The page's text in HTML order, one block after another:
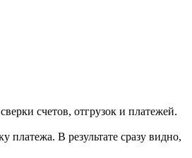
счетов, отгрузок и платежей.
В результате сразу видно,